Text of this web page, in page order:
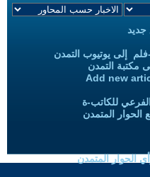
فلم إلى يوتيوب التمدن
مكتبة التمدن
Add new
للكاتب-ة
المتمدن
الحوار المتمدن